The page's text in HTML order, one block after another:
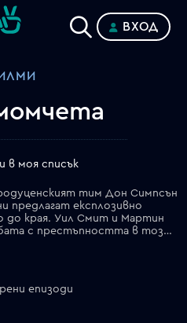
ВХОД
в моя списък
тим Дон Симпсън
предлагат експлозивно
до края. Уил Смит и Мартин
Лоурънс се съюзяват в борбата с престъпността в този криминален екшън за две добри ченгета, които са истински Лоши момчета! Конфискуван хероин на стойност милион и половина долара е откраднат от склада на полицията. Веднъж вече понижени, детективите Майк Лаури и Маркъс Бърнет сега рискуват завинаги да се сбогуват с Наркоотдела на полицията в Маями. Когато престъпниците убиват единствения свидетел и са по следите на красива полицейска информаторка (Теа Леони) и близка приятелка на момчетата, случаят става много личен! Бързи коли, неустоими жени и нонстоп екшън гарантират страхотно забавление с Лоши момчета!
епизоди